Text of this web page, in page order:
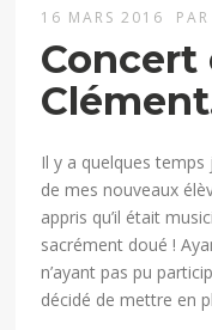
16 MARS 2016 PAR
Concert
Il y a quelques temps
de mes nouveaux
appris qu’il était
sacrément doué !
n’ayant pas pu
décidé de mettre en